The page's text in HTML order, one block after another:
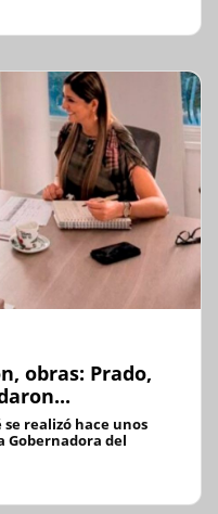
obras: Prado,
realizó hace unos
Gobernadora del